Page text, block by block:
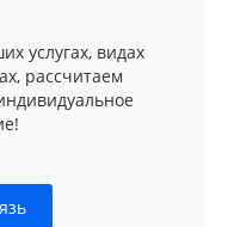
услугах, видах
рассчитаем